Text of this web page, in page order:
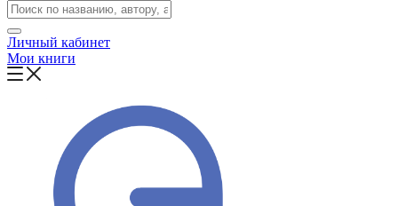
Личный кабинет
Мои книги